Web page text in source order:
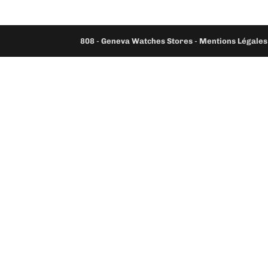
808 -Geneva Watches Stores - Mentions